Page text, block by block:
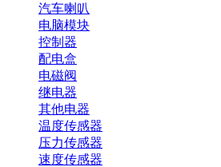
汽车喇叭
电脑模块
控制器
配电盒
电磁阀
继电器
其他电器
温度传感器
压力传感器
速度传感器